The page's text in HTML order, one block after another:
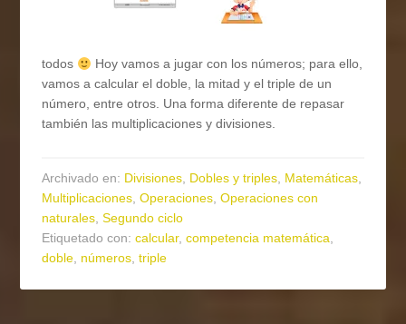
todos
Hoy vamos a jugar con los números; para ello,
vamos a calcular el doble, la mitad y el triple de un
número, entre otros. Una forma diferente de repasar
también las multiplicaciones y divisiones.
Archivado en: Divisiones, Dobles y triples, Matemáticas,
Multiplicaciones,Operaciones,Operaciones con
naturales,Segundo ciclo
Etiquetado con:calcular,competencia matemática,
doble, números,triple